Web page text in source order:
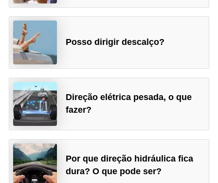
Posso dirigir descalço?
Direção elétrica pesada, o que
fazer?
Por que direção hidráulica fica
dura? O que pode ser?
s
e
s
c
o
o
t
e
r
s
R
e